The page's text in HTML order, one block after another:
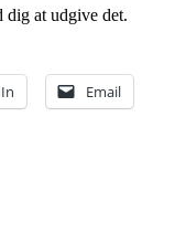
dig at udgive det.
Email